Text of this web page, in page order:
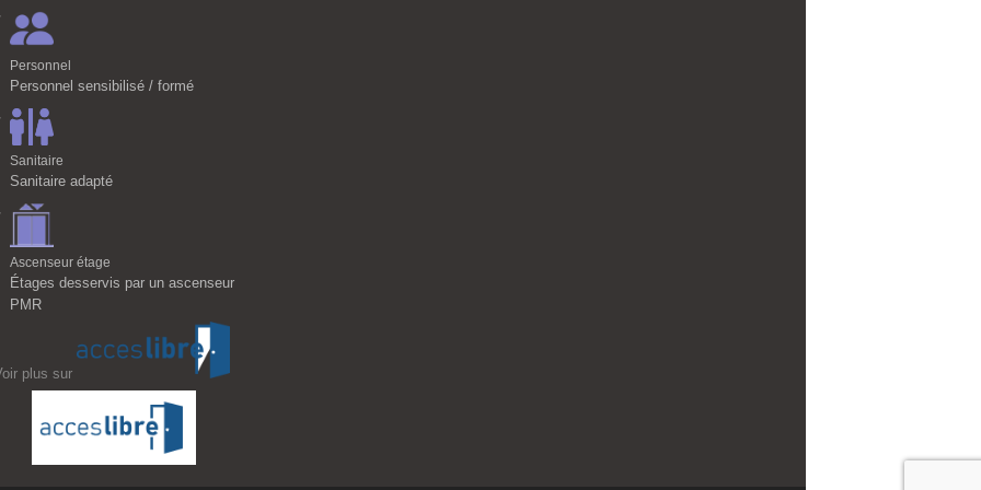
Personnel
Personnel sensibilisé / formé
Sanitaire
Sanitaire adapté
Ascenseur étage
Étages desservis par un ascenseur
PMR
plus sur